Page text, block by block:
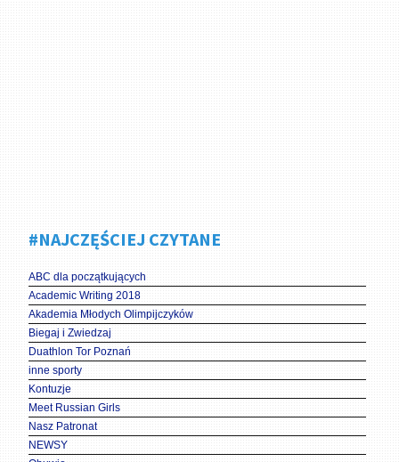
#NAJCZĘŚCIEJ CZYTANE
ABC dla początkujących
Academic Writing 2018
Akademia Młodych Olimpijczyków
Biegaj i Zwiedzaj
Duathlon Tor Poznań
inne sporty
Kontuzje
Meet Russian Girls
Nasz Patronat
NEWSY